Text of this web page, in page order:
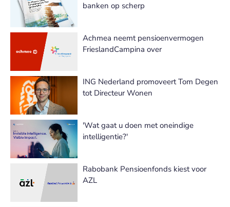
banken op scherp
Achmea neemt pensioenvermogen
FrieslandCampina over
ING Nederland promoveert Tom Degen
tot Directeur Wonen
'Wat gaat u doen met oneindige
intelligentie?'
Rabobank Pensioenfonds kiest voor
AZL